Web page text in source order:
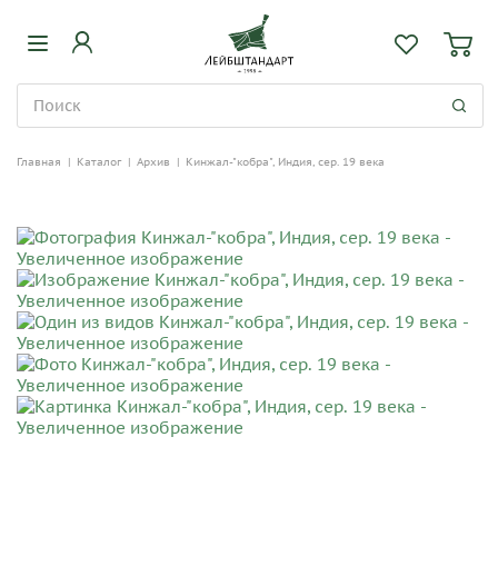
Главная | Каталог | Архив | Кинжал-"кобра", Индия, сер. 19 века